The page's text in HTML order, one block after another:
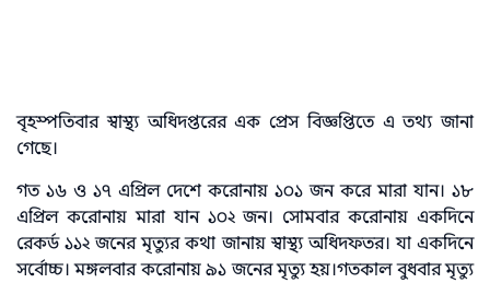
বৃহস্পতিবার স্বাস্থ্য অধিদপ্তরের এক প্রেস বিজ্ঞপ্তিতে এ তথ্য জানা
গেছে।
গত ১৬ ও ১৭ এপ্রিল দেশে করোনায় ১০১ জন করে মারা যান। ১৮
এপ্রিল করোনায় মারা যান ১০২ জন। সোমবার করোনায় একদিনে
রেকর্ড ১১২ জনের মৃত্যুর কথা জানায় স্বাস্থ্য অধিদফতর। যা একদিনে
সর্বোচ্চ। মঙ্গলবার করোনায় ৯১ জনের মৃত্যু হয়।গতকাল বুধবার মৃত্যু